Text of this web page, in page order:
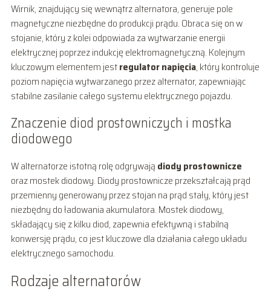
Wirnik, znajdujący się wewnątrz alternatora, generuje pole
magnetyczne niezbędne do produkcji prądu. Obraca się on w
stojanie, który z kolei odpowiada za wytwarzanie energii
elektrycznej poprzez indukcję elektromagnetyczną. Kolejnym
kluczowym elementem jestregulator napięcia, który kontroluje
poziom napięcia wytwarzanego przez alternator, zapewniając
stabilne zasilanie całego systemu elektrycznego pojazdu.
Znaczenie diod prostowniczych i mostka
diodowego
W alternatorze istotną rolę odgrywają diody prostownicze
oraz mostek diodowy. Diody prostownicze przekształcają prąd
przemienny generowany przez stojan na prąd stały, który jest
niezbędny do ładowania akumulatora. Mostek diodowy,
składający się z kilku diod, zapewnia efektywną i stabilną
konwersję prądu, co jest kluczowe dla działania całego układu
elektrycznego samochodu.
Rodzaje alternatorów